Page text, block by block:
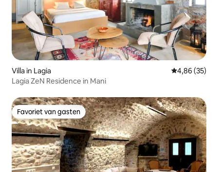
Villa in Lagia Gemiddelde
4,86 (35)
Lagia ZeN Residence in Mani
Favoriet van gasten
Favoriet van gasten